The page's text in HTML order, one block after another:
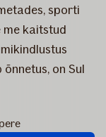
sporti
me kaitstud
on Sul